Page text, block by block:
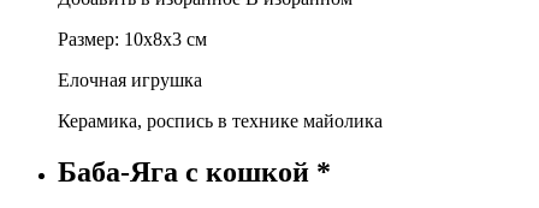
Размер: 10х8х3 см
Елочная игрушка
Керамика, роспись в технике майолика
Баба-Яга с кошкой *